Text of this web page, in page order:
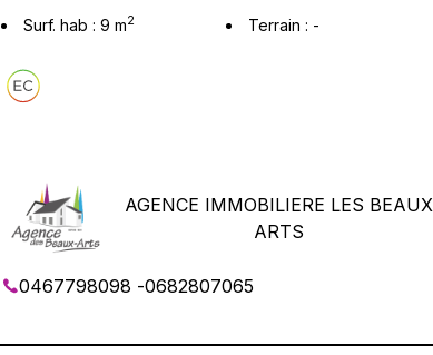
Surf. hab : 9 m2 Terrain : -
AGENCE IMMOBILIERE LES BEAUX
ARTS
0467798098 -0682807065